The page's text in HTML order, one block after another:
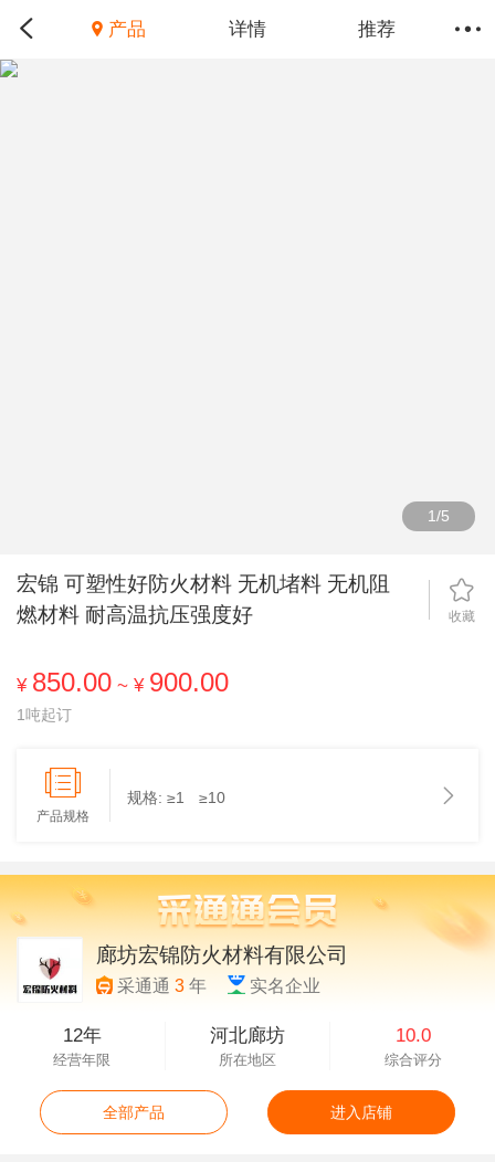
产品 详情 推荐
1/5
宏锦 可塑性好防火材料 无机堵料 无机阻
燃材料 耐高温抗压强度好
收藏
¥ 850.00 ~ ¥ 900.00
1吨起订
产品规格
规格: ≥1 ≥10
廊坊宏锦防火材料有限公司
采通通3 年 实名企业
12年
经营年限
河北廊坊
所在地区
10.0
综合评分
全部产品 进入店铺